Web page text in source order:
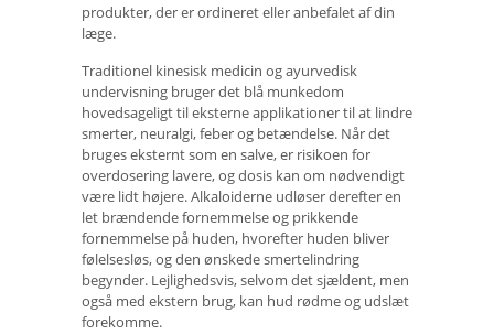
produkter, der er ordineret eller anbefalet af din
læge.
Traditionel kinesisk medicin og ayurvedisk
undervisning bruger det blå munkedom
hovedsageligt til eksterne applikationer til at lindre
smerter, neuralgi, feber og betændelse. Når det
bruges eksternt som en salve, er risikoen for
overdosering lavere, og dosis kan om nødvendigt
være lidt højere. Alkaloiderne udløser derefter en
let brændende fornemmelse og prikkende
fornemmelse på huden, hvorefter huden bliver
følelsesløs, og den ønskede smertelindring
begynder. Lejlighedsvis, selvom det sjældent, men
også med ekstern brug, kan hud rødme og udslæt
forekomme.